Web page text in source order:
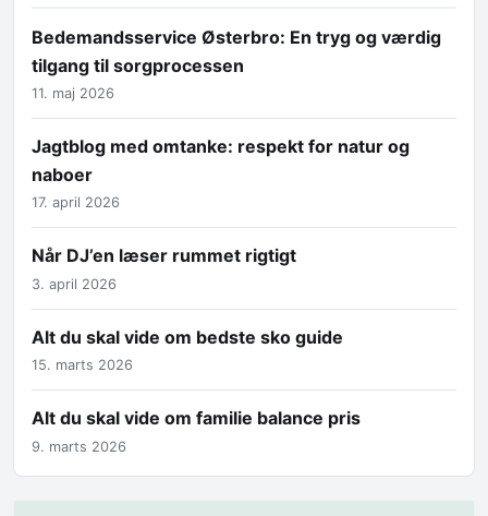
Bedemandsservice Østerbro: En tryg og værdig
tilgang til sorgprocessen
11. maj 2026
Jagtblog med omtanke: respekt for natur og
naboer
17. april 2026
Når DJ’en læser rummet rigtigt
3. april 2026
Alt du skal vide om bedste sko guide
15. marts 2026
Alt du skal vide om familie balance pris
9. marts 2026